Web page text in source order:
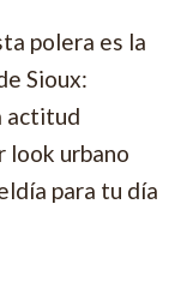
polera es la
Sioux:
actitud
look urbano
para tu día